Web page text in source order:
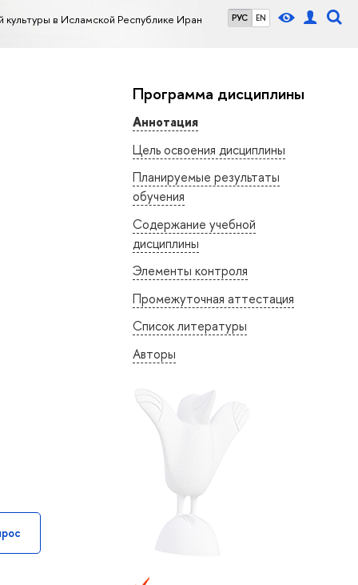
РУС EN
в Исламской Республике Иран
Программа дисциплины
Аннотация
Цель освоения дисциплины
Планируемые результаты
обучения
Содержание учебной
дисциплины
Элементы контроля
Промежуточная аттестация
Список литературы
Авторы